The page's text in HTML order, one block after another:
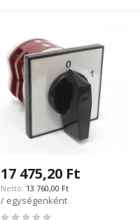
17 475,20 Ft
13 760,00 Ft
/ egységenként
Rating: